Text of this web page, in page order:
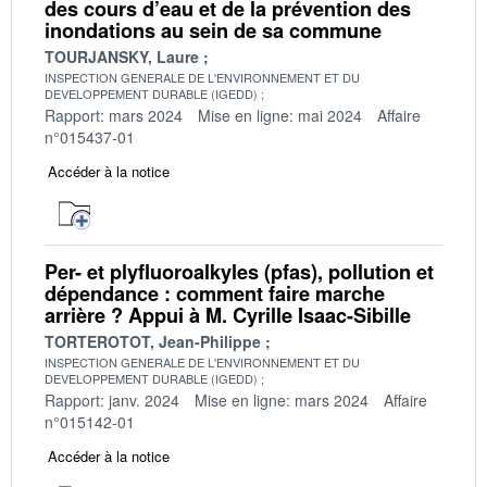
des cours d’eau et de la prévention des
inondations au sein de sa commune
TOURJANSKY, Laure
INSPECTION GENERALE DE L'ENVIRONNEMENT ET DU
DEVELOPPEMENT DURABLE (IGEDD)
Rapport: mars 2024 Mise en ligne: mai 2024
Affaire
n°015437-01
Accéder à la notice
Per- et plyfluoroalkyles (pfas), pollution et
dépendance : comment faire marche
arrière ? Appui à M. Cyrille Isaac-Sibille
TORTEROTOT, Jean-Philippe
INSPECTION GENERALE DE L'ENVIRONNEMENT ET DU
DEVELOPPEMENT DURABLE (IGEDD)
Rapport: janv. 2024 Mise en ligne: mars 2024
Affaire
n°015142-01
Accéder à la notice